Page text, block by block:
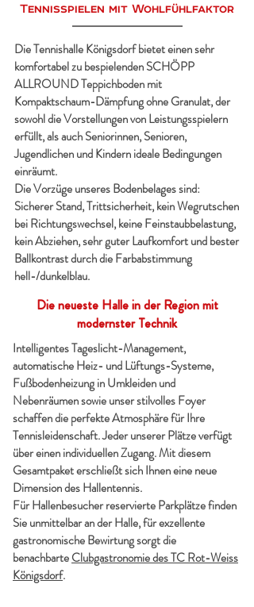
3 Plätze
365 Tage im Jahr geöffnet
Bester Bodenbelag
Online buchen & spielen
Tennisspielen mit Wohlfühlfaktor
Die Tennishalle Königsdorf bietet einen sehr
komfortabel zu bespielenden SCHÖPP
ALLROUND Teppichboden mit
Kompaktschaum-Dämpfung ohne Granulat, der
sowohl die Vorstellungen von Leistungsspielern
erfüllt, als auch Seniorinnen, Senioren,
Jugendlichen und Kindern ideale Bedingungen
einräumt.
Die Vorzüge unseres Bodenbelages sind:
Sicherer Stand, Trittsicherheit, kein Wegrutschen
bei Richtungswechsel, keine Feinstaubbelastung,
kein Abziehen, sehr guter Laufkomfort und bester
Ballkontrast durch die Farbabstimmung
hell-/dunkelblau.
Die neueste Halle in der Region mit
modernster Technik
Intelligentes Tageslicht-Management,
automatische Heiz- und Lüftungs-Systeme,
Fußbodenheizung in Umkleiden und
Nebenräumen sowie unser stilvolles Foyer
schaffen die perfekte Atmosphäre für Ihre
Tennisleidenschaft. Jeder unserer Plätze verfügt
über einen individuellen Zugang. Mit diesem
Gesamtpaket erschließt sich Ihnen eine neue
Dimension des Hallentennis.
Für Hallenbesucher reservierte Parkplätze finden
Sie unmittelbar an der Halle, für exzellente
gastronomische Bewirtung sorgt die
benachbarteClubgastronomie des TC Rot-Weiss
Königsdorf.